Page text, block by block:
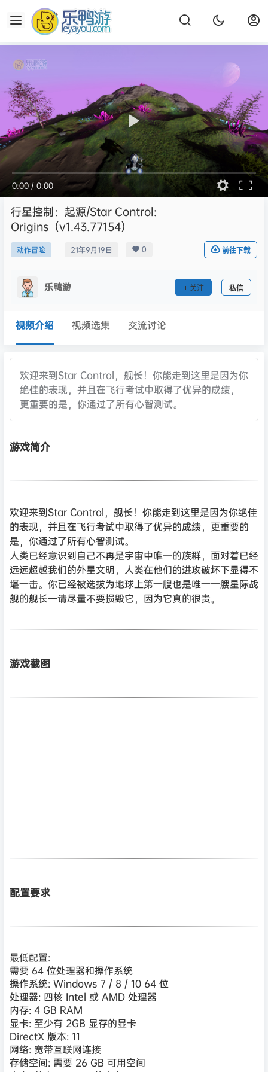
0:00 / 0:00
行星控制：起源/Star Control:
Origins（v1.43.77154）
动作冒险 21年9月19日 0 前往下载
乐鸭游 关注 私信
视频介绍 视频选集 交流讨论
欢迎来到Star Control，舰长！你能走到这里是因为你
绝佳的表现，并且在飞行考试中取得了优异的成绩，
更重要的是，你通过了所有心智测试。
游戏简介
欢迎来到Star Control，舰长！你能走到这里是因为你绝佳
的表现，并且在飞行考试中取得了优异的成绩，更重要的
是，你通过了所有心智测试。
人类已经意识到自己不再是宇宙中唯一的族群，面对着已经
远远超越我们的外星文明，人类在他们的进攻破坏下显得不
堪一击。你已经被选拔为地球上第一艘也是唯一一艘星际战
舰的舰长—请尽量不要损毁它，因为它真的很贵。
游戏截图
配置要求
最低配置:
需要 64 位处理器和操作系统
操作系统: Windows 7 / 8 / 10 64 位
处理器: 四核 Intel 或 AMD 处理器
内存: 4 GB RAM
显卡: 至少有 2GB 显存的显卡
DirectX 版本: 11
网络: 宽带互联网连接
存储空间: 需要 26 GB 可用空间